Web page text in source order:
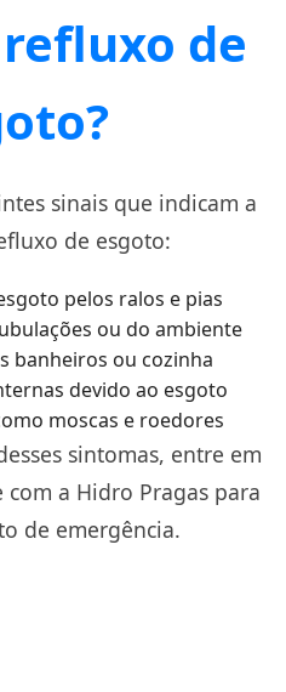
de
sinais que indicam a
de esgoto:
pelos ralos e pias
ou do ambiente
banheiros ou cozinha
devido ao esgoto
moscas e roedores
sintomas, entre em
a Hidro Pragas para
de emergência.